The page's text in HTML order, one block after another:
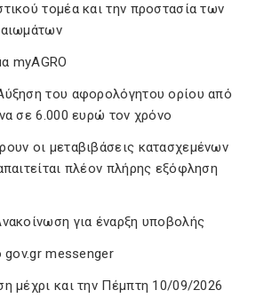
τομέα και την προστασία των
myAGRO
του αφορολόγητου ορίου από
σε 6.000 ευρώ τον χρόνο
οι μεταβιβάσεις κατασχεμένων
πλέον πλήρης εξόφληση
για έναρξη υποβολής
gov.gr messenger
μέχρι και την Πέμπτη 10/09/2026